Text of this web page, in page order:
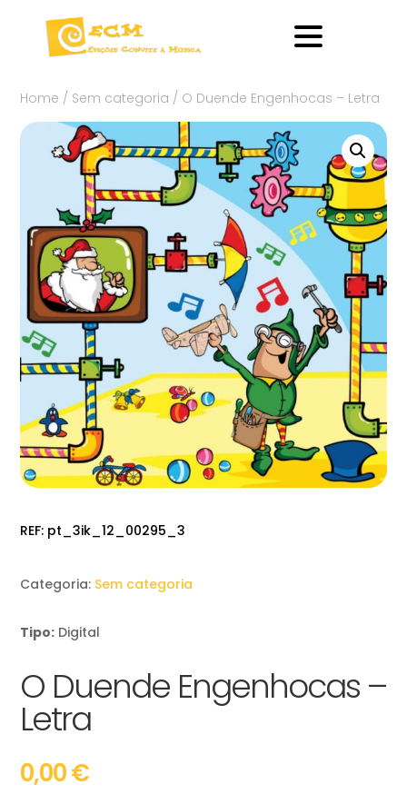
Home / Sem categoria / O Duende Engenhocas – Letra
REF: pt_3ik_12_00295_3
Categoria: Sem categoria
Tipo: Digital
O Duende Engenhocas –
Letra
0,00€